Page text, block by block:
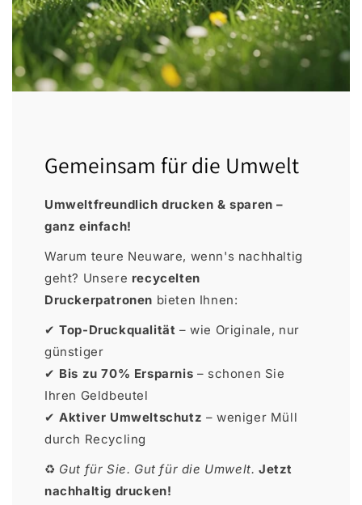
Gemeinsam für die Umwelt
Umweltfreundlich drucken & sparen –
ganz einfach!
Warum teure Neuware, wenn's nachhaltig
geht? Unsere recycelten
Druckerpatronen bieten Ihnen:
✔Top-Druckqualität – wie Originale, nur
günstiger
✔ Bis zu 70% Ersparnis – schonen Sie
Ihren Geldbeutel
✔Aktiver Umweltschutz – weniger Müll
durch Recycling
♻ Gut für Sie. Gut für die Umwelt. Jetzt
nachhaltig drucken!